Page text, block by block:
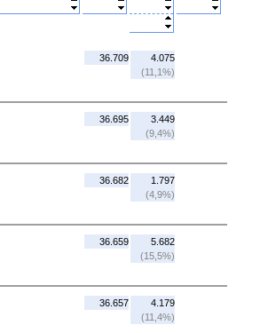
36.709
4.075
(11,1%)
36.695
3.449
(9,4%)
36.682
1.797
(4,9%)
36.659
5.682
(15,5%)
36.657
4.179
(11,4%)